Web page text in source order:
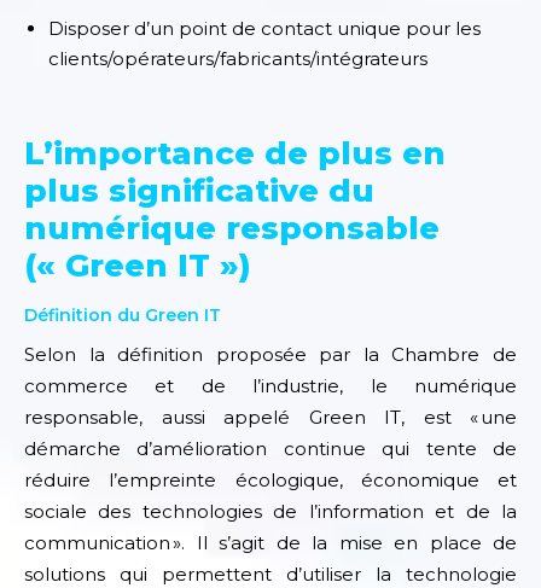
Disposer d’un point de contact unique pour les
clients/opérateurs/fabricants/intégrateurs
L’importance de plus en
plus significative du
numérique responsable
(« Green IT »)
Définition du Green IT
Selon la définition proposée par la Chambre de
commerce et de l’industrie, le numérique
responsable, aussi appelé Green IT, est «une
démarche d’amélioration continue qui tente de
réduire l’empreinte écologique, économique et
sociale des technologies de l’information et de la
communication ».
Il s’agit de la mise en place de
solutions qui permettent d’utiliser la technologie